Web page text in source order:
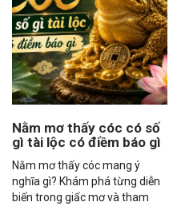
Nằm mơ thấy cóc có số
gì tài lộc có điềm báo gì
Nằm mơ thấy cóc mang ý
nghĩa gì? Khám phá từng diễn
biến trong giấc mơ và tham